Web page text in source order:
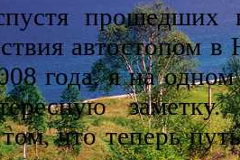
прошедших
автостопом
года, я на
что теперь